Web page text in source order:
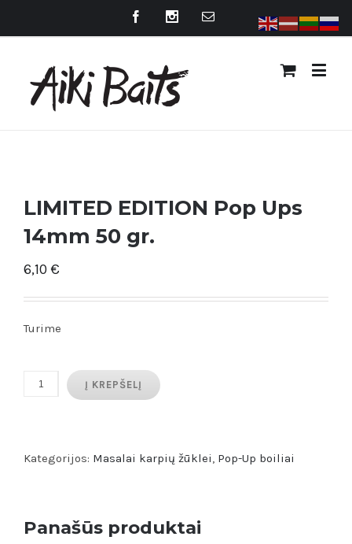
LIMITED EDITION Pop Ups
14mm 50 gr.
6,10 €
Turime
produkto
50
Į KREPŠELĮ
Kategorijos: Masalai karpių žūklei, Pop-Up boiliai
Panašūs produktai